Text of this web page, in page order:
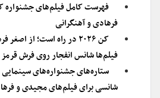
فرهادی و آهنگرانی
کن ۲۰۲۶ در راه است؛ از
فیلم‌ها شانس انفجار روی فرش قرمز
شانسی برای فیلم‌های مجیدی و